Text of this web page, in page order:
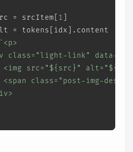
= srcItem[ 1
= tokens[idx]. content
`<p>
class="light-link" data-
<img src="
${src} " alt="
class="post-img-desc">